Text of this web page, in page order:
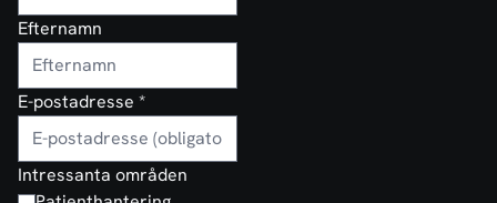
Efternamn
E-postadresse *
Intressanta områden